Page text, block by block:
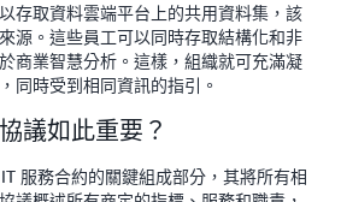
存取資料雲端平台上的共用資料集，該
源。這些員工可以同時存取結構化和非
商業智慧分析。這樣，組織就可充滿凝
同時受到相同資訊的指引。
議如此重要？
服務合約的關鍵組成部分，其將所有相